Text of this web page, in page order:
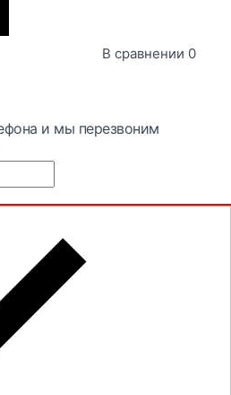
В сравнении 0
и мы перезвоним